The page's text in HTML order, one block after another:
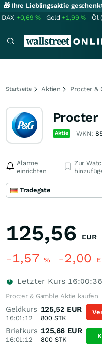
🎁 Ihre Lieblingsaktie
DAX +0,69% Gold +1,99% Öl
Startseite Aktien Procter &
Procter
Aktie WKN:
Alarme
einrichten
Zur
Tradegate
125,56 EUR
-1,57 % -2,00
Letzter Kurs 16:00:36
Procter & Gamble Aktie kaufen
Geldkurs
16:01:12
125,52 EUR
800 STK
Briefkurs
16:01:12
125,66 EUR
800STK